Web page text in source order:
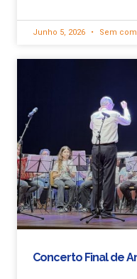
Junho 5, 2026 Sem
Concerto Final de